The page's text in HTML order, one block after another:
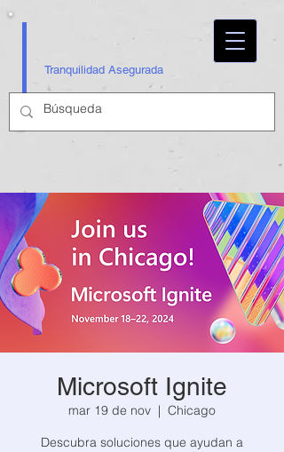
Tranquilidad Asegurada
Microsoft Ignite
mar 19 de nov
  |
Chicago
Descubra soluciones que ayudan a